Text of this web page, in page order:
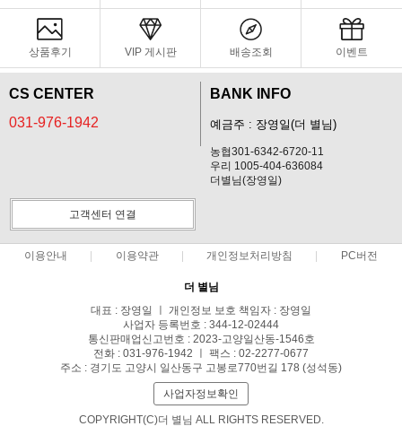
상품후기 VIP 게시판 배송조회 이벤트
CS CENTER
031-976-1942
BANK INFO
예금주 : 장영일(더 별님)
농협301-6342-6720-11
우리 1005-404-636084
더별님(장영일)
고객센터 연결
이용안내 이용약관 개인정보처리방침 PC버전
더 별님
대표 : 장영일 ㅣ 개인정보 보호 책임자 : 장영일
사업자 등록번호 : 344-12-02444
통신판매업신고번호 : 2023-고양일산동-1546호
전화 : 031-976-1942 ㅣ 팩스 : 02-2277-0677
주소 : 경기도 고양시 일산동구 고봉로770번길 178 (성석동)
사업자정보확인
COPYRIGHT(C)더 별님 ALL RIGHTS RESERVED.